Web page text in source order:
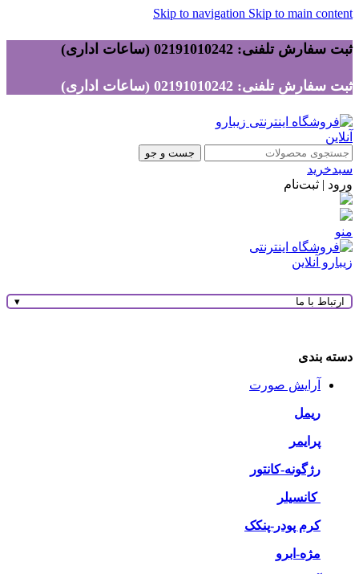
Skip to navigation Skip to main content
ثبت سفارش تلفنی: 02191010242 (ساعات اداری)
ثبت سفارش تلفنی: 02191010242 (ساعات اداری)
جست و جو
سبدخرید
ورود | ثبت‌نام
منو
ارتباط با ما ▾
دسته بندی
آرایش صورت
ریمل
پرایمر
رژگونه-کانتور
کانسیلر
کرم پودر-پنکک
مژه-ابرو